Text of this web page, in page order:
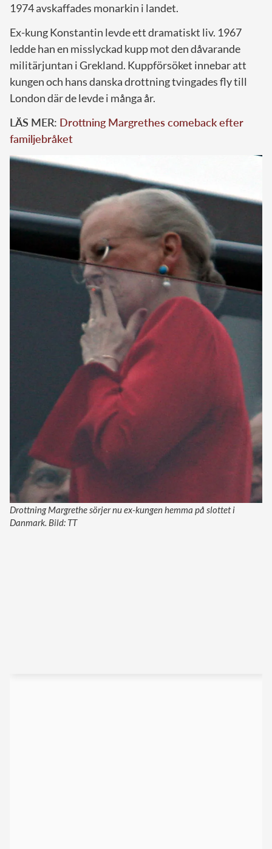
1974 avskaffades monarkin i landet.
Ex-kung Konstantin levde ett dramatiskt liv. 1967
ledde han en misslyckad kupp mot den dåvarande
militärjuntan i Grekland. Kuppförsöket innebar att
kungen och hans danska drottning tvingades fly till
London där de levde i många år.
LÄS MER: Drottning Margrethes comeback efter
familjebråket
Drottning Margrethe sörjer nu ex-kungen hemma på slottet i
Danmark. Bild: TT